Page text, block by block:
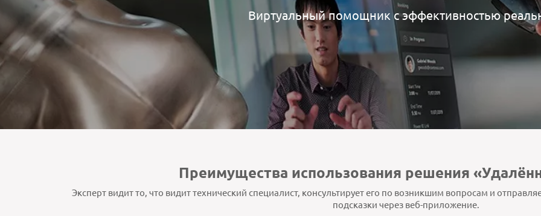
Виртуальный помощник с эффективностью
Преимущества использования решения
Эксперт видит то, что видит технический специалист, консультирует его по возникшим вопросам и
подсказки через веб-приложение.